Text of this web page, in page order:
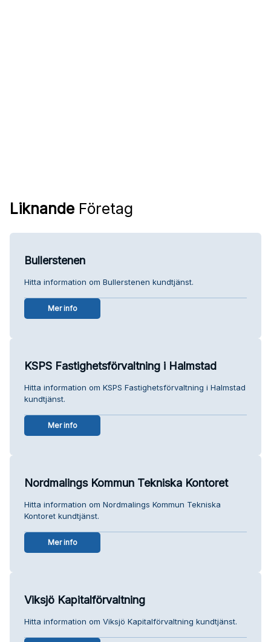
Liknande Företag
Bullerstenen
Hitta information om Bullerstenen kundtjänst.
Mer info
KSPS Fastighetsförvaltning i Halmstad
Hitta information om KSPS Fastighetsförvaltning i Halmstad
kundtjänst.
Mer info
Nordmalings Kommun Tekniska Kontoret
Hitta information om Nordmalings Kommun Tekniska
Kontoret kundtjänst.
Mer info
Viksjö Kapitalförvaltning
Hitta information om Viksjö Kapitalförvaltning kundtjänst.